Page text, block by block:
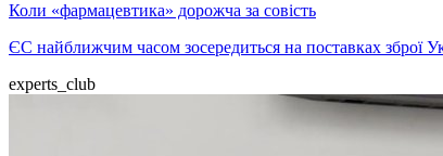
Коли «фармацевтика» дорожча за совість
ЄС найближчим часом зосередиться на поставках зброї
experts_club